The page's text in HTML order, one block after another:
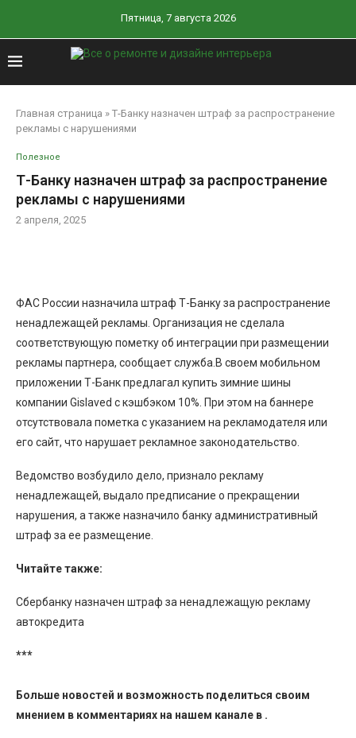
Пятница, 7 августа 2026
Главная страница » Т-Банку назначен штраф за распространение
рекламы с нарушениями
Полезное
Т-Банку назначен штраф за распространение
рекламы с нарушениями
2 апреля, 2025
ФАС России назначила штраф Т-Банку за распространение
ненадлежащей рекламы. Организация не сделала
соответствующую пометку об интеграции при размещении
рекламы партнера, сообщает служба.В своем мобильном
приложении Т-Банк предлагал купить зимние шины
компании Gislaved с кэшбэком 10%. При этом на баннере
отсутствовала пометка с указанием на рекламодателя или
его сайт, что нарушает рекламное законодательство.
Ведомство возбудило дело, признало рекламу
ненадлежащей, выдало предписание о прекращении
нарушения, а также назначило банку административный
штраф за ее размещение.
Читайте также:
Сбербанку назначен штраф за ненадлежащую рекламу
автокредита
***
Больше новостей и возможность поделиться своим
мнением в комментариях на нашем канале в .